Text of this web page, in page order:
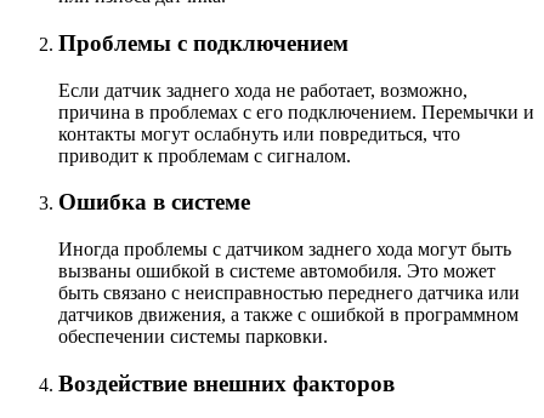
Проблемы с подключением
Если датчик заднего хода не работает, возможно,
причина в проблемах с его подключением. Перемычки и
контакты могут ослабнуть или повредиться, что
приводит к проблемам с сигналом.
Ошибка в системе
Иногда проблемы с датчиком заднего хода могут быть
вызваны ошибкой в системе автомобиля. Это может
быть связано с неисправностью переднего датчика или
датчиков движения, а также с ошибкой в программном
обеспечении системы парковки.
Воздействие внешних факторов